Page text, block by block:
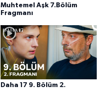
Muhtemel Aşk 7.Bölüm
Fragmanı
Daha 17 9. Bölüm 2.